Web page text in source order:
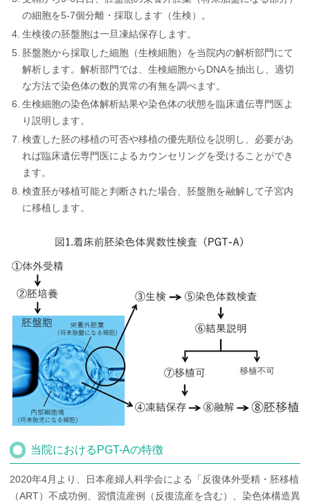
の細胞を5-7個分離・採取します（生検）。
生検後の胚盤胞は一旦凍結保存します。
胚盤胞から採取した細胞（生検細胞）を当院内の解析部門にて
解析します。解析部門では、生検細胞からDNAを抽出し、適切
な方法で染色体の数的異常の有無を調べます。
生検細胞の染色体解析結果や染色体の状態を臨床遺伝専門医よ
り説明します。
検査した胚の移植の可否や移植の優先順位を説明し、必要があ
れば臨床遺伝専門医によるカウンセリングを受けることができ
ます。
検査胚が移植可能と判断された場合、胚盤胞を融解して子宮内
に移植します。
当院におけるPGT-Aの特徴
2020年4月より、日本産婦人科学会による「反復体外受精・胚移植
（ART）不成功例、習慣流産例（反復流産を含む）、染色体構造異